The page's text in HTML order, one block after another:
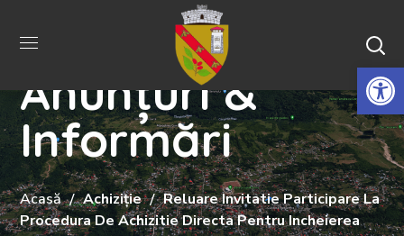
Anunțuri &
Informări
Acasă Achiziție
Reluare Invitatie Participare La
Procedura De Achizitie Directa Pentru Incheierea